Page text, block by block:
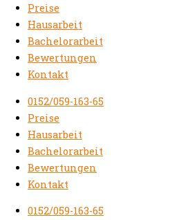
Preise
Hausarbeit
Bachelorarbeit
Bewertungen
Kontakt
0152/059-163-65
Preise
Hausarbeit
Bachelorarbeit
Bewertungen
Kontakt
0152/059-163-65